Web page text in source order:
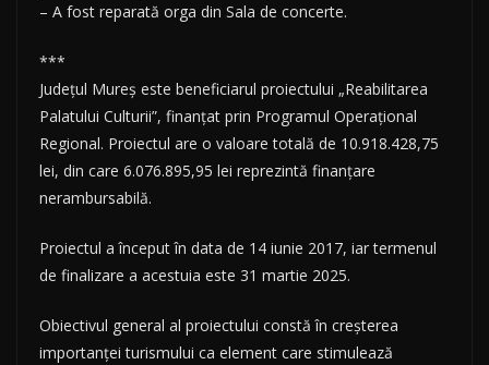
– A fost reparată orga din Sala de concerte.
***
Județul Mureș este beneficiarul proiectului „Reabilitarea
Palatului Culturii”, finanțat prin Programul Operațional
Regional. Proiectul are o valoare totală de 10.918.428,75
lei, din care 6.076.895,95 lei reprezintă finanțare
nerambursabilă.
Proiectul a început în data de 14 iunie 2017, iar termenul
de finalizare a acestuia este 31 martie 2025.
Obiectivul general al proiectului constă în creşterea
importanţei turismului ca element care stimulează